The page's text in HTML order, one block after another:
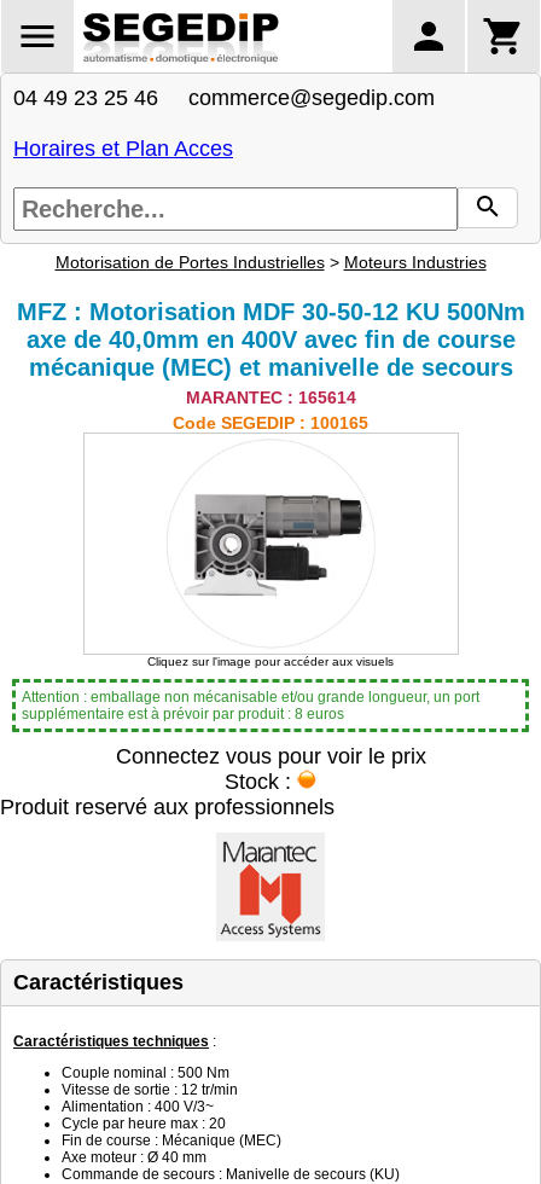
04 49 23 25 46 commerce@segedip.com
Horaires et Plan Acces
Motorisation de Portes Industrielles> Moteurs Industries
MFZ : Motorisation MDF 30-50-12 KU 500Nm
axe de 40,0mm en 400V avec fin de course
mécanique (MEC) et manivelle de secours
MARANTEC : 165614
Code SEGEDIP : 100165
Cliquez sur l'image pour accéder aux visuels
Attention : emballage non mécanisable et/ou grande longueur, un port
supplémentaire est à prévoir par produit : 8 euros
Connectez vous pour voir le prix
Stock :
Produit reservé aux professionnels
Caractéristiques
Caractéristiques techniques :
Couple nominal : 500 Nm
Vitesse de sortie : 12 tr/min
Alimentation : 400 V/3~
Cycle par heure max : 20
Fin de course : Mécanique (MEC)
Axe moteur : Ø 40 mm
Commande de secours : Manivelle de secours (KU)